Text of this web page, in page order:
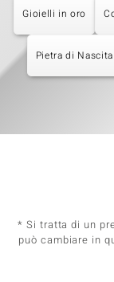
Gioielli in oro
Pietra di
* Si tratta di un
può cambiare in